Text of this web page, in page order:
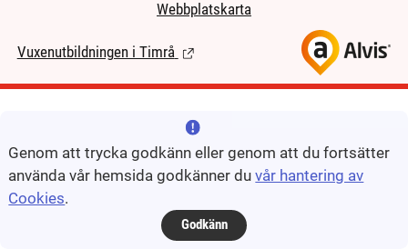
Webbplatskarta
Vuxenutbildningen i Timrå (Länk till extern sida.)
Genom att trycka godkänn eller genom att du fortsätter
använda vår hemsida godkänner duvår hantering av
Cookies.
Godkänn